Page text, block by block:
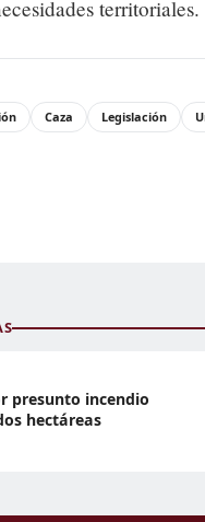
territoriales.
Caza Legislación
presunto incendio
hectáreas